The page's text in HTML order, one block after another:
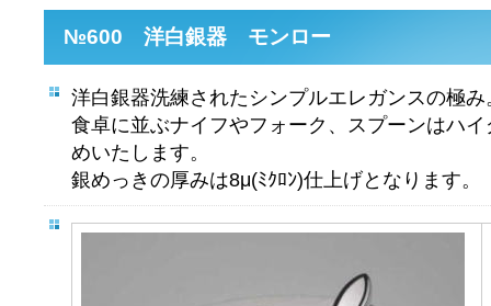
№600 洋白銀器 モンロー
洋白銀器洗練されたシンプルエレガンスの極み
食卓に並ぶナイフやフォーク、スプーンはハ
めいたします。
銀めっきの厚みは8μ(ﾐｸﾛﾝ)仕上げとなります。